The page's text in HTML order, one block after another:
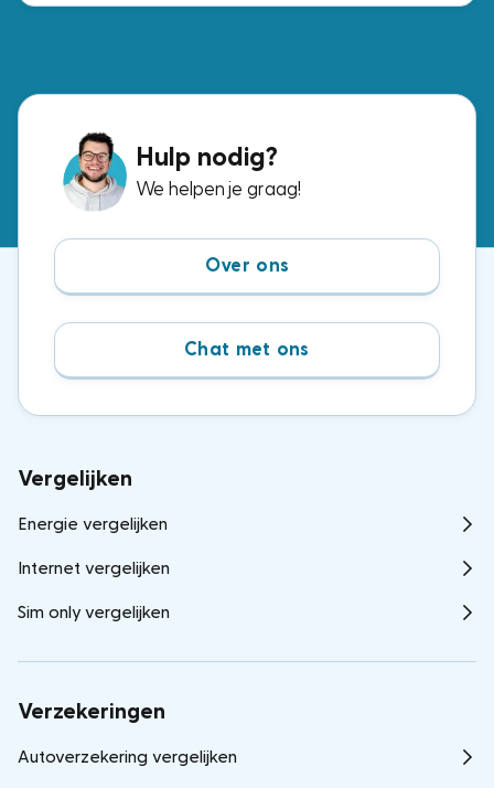
Hulp nodig?
We helpen je graag!
Over ons
Chat met ons
Vergelijken
Energie vergelijken
Internet vergelijken
Sim only vergelijken
Verzekeringen
Autoverzekering vergelijken